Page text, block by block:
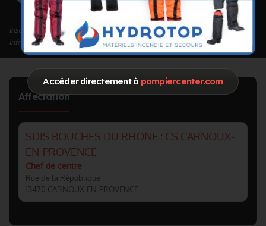
Accéder directement à pompiercenter.com
Grade : Lieutenant de 1ère classe
Inscrit depuis le 01/10/2020 à 14:37
Informations mises à jour le 03/10/2020 à 10:36
Affectation
SDIS BOUCHES DU RHONE : CS CARNOUX-
EN-PROVENCE
Chef de centre
Rue de la République
13470 CARNOUX-EN-PROVENCE